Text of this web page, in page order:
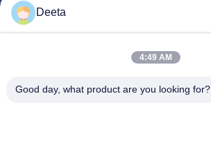
Главная Страница
Продукция
Наша Фабрика
Deeta
4:49 AM
Good day, what product are you looking for?